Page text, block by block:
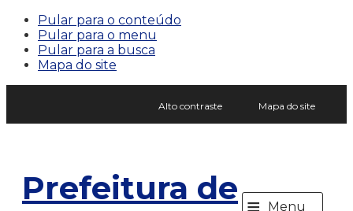
Pular para o conteúdo
Pular para o menu
Pular para a busca
Mapa do site
Alto contraste Mapa do site
Prefeitura de
Menu